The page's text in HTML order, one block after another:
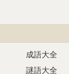
成語大全
謎語大全